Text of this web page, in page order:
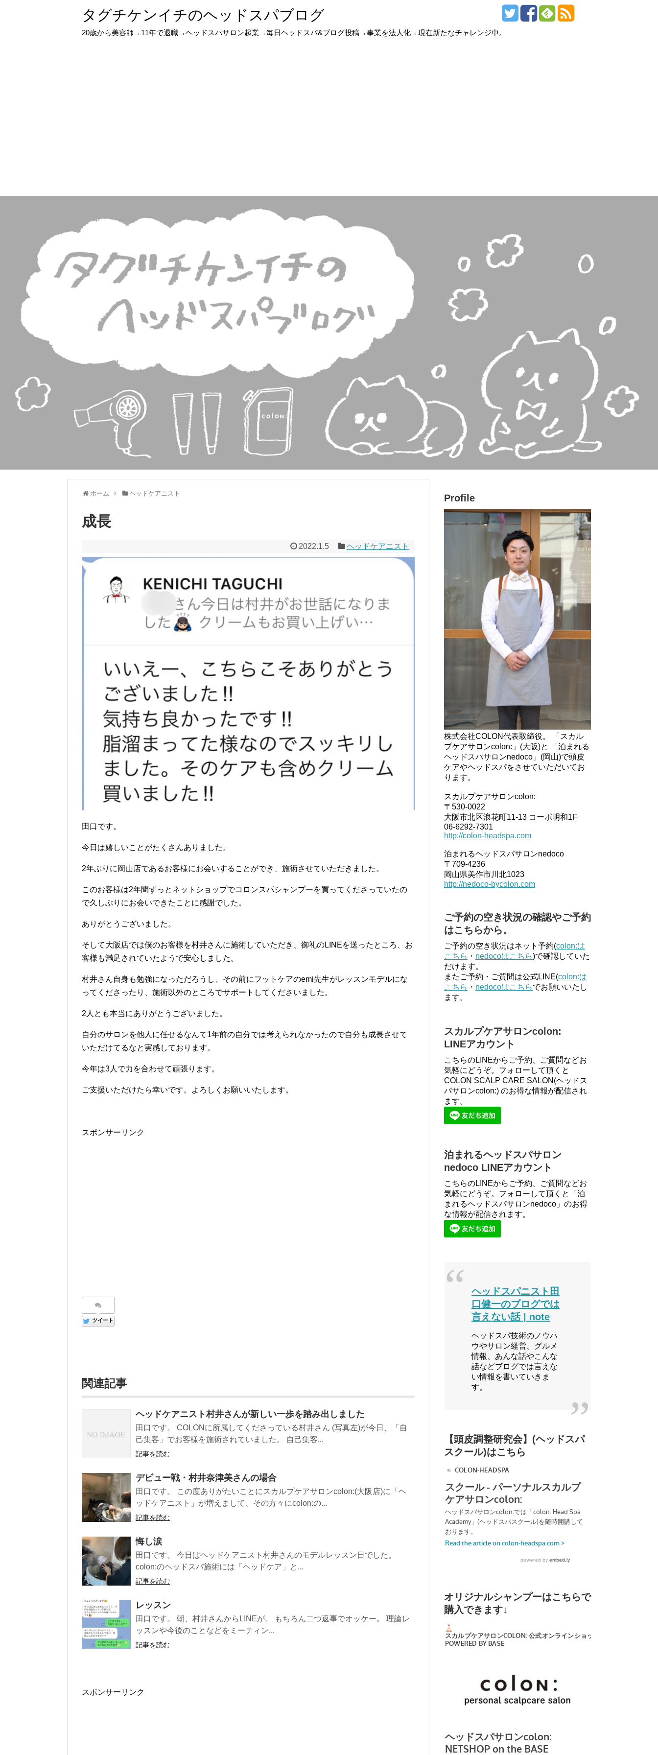
タグチケンイチのヘッドスパブログ
20歳から美容師→11年で退職→ヘッドスパサロン起業→毎日ヘッドスパ&ブログ投稿→事業を法人化→現在新たなチャレンジ中。
ホーム ヘッドケアニスト
成長
2022.1.5 ヘッドケアニスト
田口です。
今日は嬉しいことがたくさんありました。
2年ぶりに岡山店であるお客様にお会いすることができ、施術させていただきました。
このお客様は2年間ずっとネットショップでコロンスパシャンプーを買ってくださっていたの
で久しぶりにお会いできたことに感謝でした。
ありがとうございました。
そして大阪店では僕のお客様を村井さんに施術していただき、御礼のLINEを送ったところ、お
客様も満足されていたようで安心しました。
村井さん自身も勉強になっただろうし、その前にフットケアのemi先生がレッスンモデルにな
ってくださったり、施術以外のところでサポートしてくださいました。
2人とも本当にありがとうございました。
自分のサロンを他人に任せるなんて1年前の自分では考えられなかったので自分も成長させて
いただけてるなと実感しております。
今年は3人で力を合わせて頑張ります。
ご支援いただけたら幸いです。よろしくお願いいたします。
スポンサーリンク
ツイート
関連記事
ヘッドケアニスト村井さんが新しい一歩を踏み出しました
田口です。 COLONに所属してくださっている村井さん (写真左)が今日、「自
己集客」でお客様を施術されていました。 自己集客...
記事を読む
デビュー戦・村井奈津美さんの場合
田口です。 この度ありがたいことにスカルプケアサロンcolon:(大阪店)に「ヘ
ッドケアニスト」が増えまして、その方々にcolon:の...
記事を読む
悔し涙
田口です。 今日はヘッドケアニスト村井さんのモデルレッスン日でした。
colon:のヘッドスパ施術には「ヘッドケア」と...
記事を読む
レッスン
田口です。 朝、村井さんからLINEが。 もちろん二つ返事でオッケー。 理論レ
ッスンや今後のことなどをミーティン...
記事を読む
スポンサーリンク
Profile
株式会社COLON代表取締役。 「スカル
プケアサロンcolon:」(大阪)と 「泊まれる
ヘッドスパサロンnedoco」(岡山)で頭皮
ケアやヘッドスパをさせていただいてお
ります。
スカルプケアサロンcolon:
〒530-0022
大阪市北区浪花町11-13 コーポ明和1F
06-6292-7301
http://colon-headspa.com
泊まれるヘッドスパサロンnedoco
〒709-4236
岡山県美作市川北1023
http://nedoco-bycolon.com
ご予約の空き状況の確認やご予約
はこちらから。
ご予約の空き状況はネット予約(colon:は
こちら ・ nedocoはこちら)で確認していた
だけます。
またご予約・ご質問は公式LINE(colon:は
こちら ・ nedocoはこちらでお願いいたし
ます。
スカルプケアサロンcolon:
LINEアカウント
こちらのLINEからご予約、ご質問などお
気軽にどうぞ。フォローして頂くと
COLON SCALP CARE SALON(ヘッドス
パサロンcolon:) のお得な情報が配信され
ます。
泊まれるヘッドスパサロン
nedoco LINEアカウント
こちらのLINEからご予約、ご質問などお
気軽にどうぞ。フォローして頂くと「泊
まれるヘッドスパサロンnedoco」のお得
な情報が配信されます。
ヘッドスパニスト田
口健一のブログでは
言えない話 | note
ヘッドスパ技術のノウハ
ウやサロン経営、グルメ
情報、あんな話やこんな
話などブログでは言えな
い情報を書いていきま
す。
【頭皮調整研究会】(ヘッドスパ
スクール)はこちら
オリジナルシャンプーはこちらで
購入できます↓